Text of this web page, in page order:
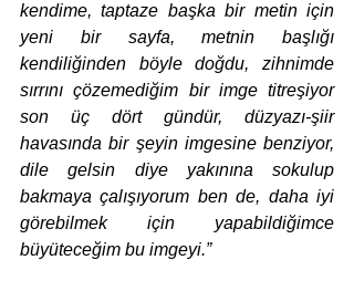
kendime, taptaze başka bir metin için
yeni bir sayfa, metnin başlığı
kendiliğinden böyle doğdu, zihnimde
sırrını çözemediğim bir imge titreşiyor
son üç dört gündür, düzyazı-şiir
havasında bir şeyin imgesine benziyor,
dile gelsin diye yakınına sokulup
bakmaya çalışıyorum ben de, daha iyi
görebilmek için yapabildiğimce
büyüteceğim bu imgeyi.”